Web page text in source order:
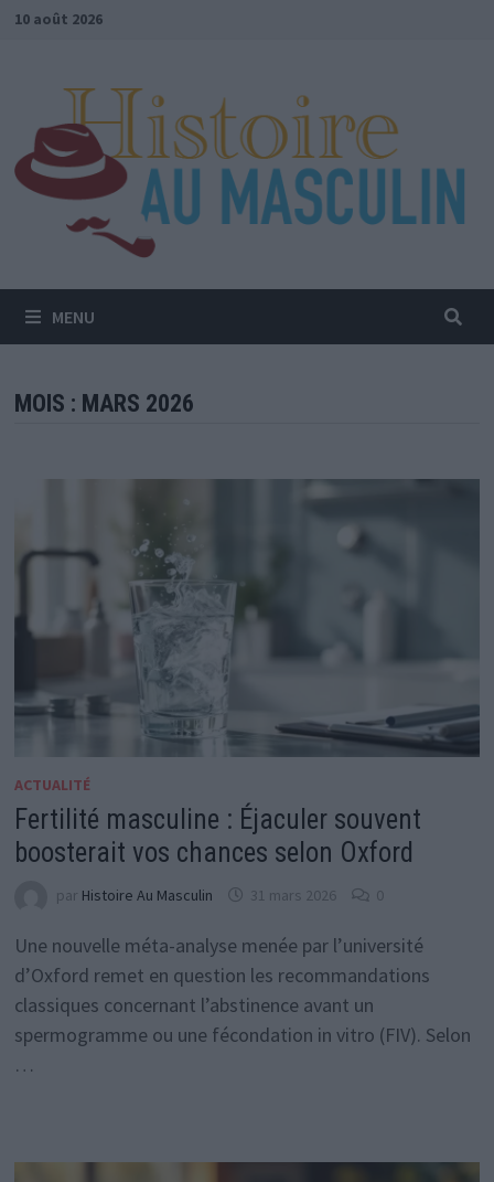
Passer
10 août 2026
MENU
MOIS : MARS 2026
ACTUALITÉ
Fertilité masculine : Éjaculer souvent
boosterait vos chances selon Oxford
par Histoire Au Masculin 31 mars 2026 0
Une nouvelle méta-analyse menée par l’université
d’Oxford remet en question les recommandations
classiques concernant l’abstinence avant un
spermogramme ou une fécondation in vitro (FIV). Selon
…